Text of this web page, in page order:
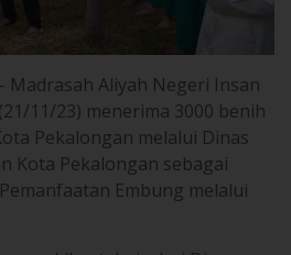
Madrasah Aliyah Negeri Insan
Pekalongan melalui Dinas
Kota Pekalongan sebagai
Embung melalui
teknis dari Dinas